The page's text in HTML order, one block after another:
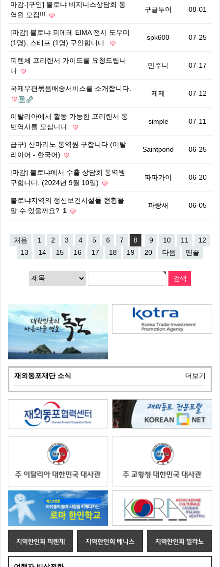
마감-[구인] 볼로냐 비지니스상담회 통
역원 모집!!!
구글투어 08-01
[마감] 블로냐 피에레 EIMA 전시 도우미
(1명), 스태프 (1명) 구인합니다.
spk600 07-25
피렌체 프리랜서 가이드를 요청드립니
다
만주니 07-17
국제우편묶음배송서비스를 소개합니다.
제제 07-12
이탈리아에서 활동 가능한 프리랜서 통
번역사를 모십니다.
simple 07-11
급구) 산마리노 통역원 구합니다 (이탈
리아어 - 한국어)
Saintpond 06-25
[마감] 볼로냐에서 수출 상담회 통역원
구합니다. (2024년 9월 10일)
파파가이 06-20
볼로냐지역의 정신보건시설들 현황을
알 수 있을까요? 1
파랑새 06-05
처음 1 2 3 4 5 6 7 8 9 10 11
12
13
14 15 16 17 18 19 20 다음 맨끝
재외동포재단 소식 더보기